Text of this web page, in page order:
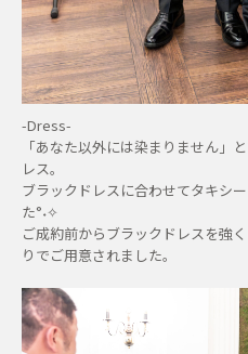
-Dress-
「あなた以外には染まりません」
レス。
ブラックドレスに合わせてタキシ
た°˖✧
ご成約前からブラックドレスを強
りでご用意されました。